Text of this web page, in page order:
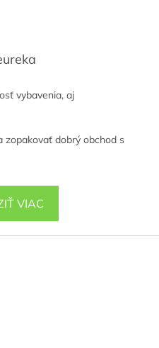
vybavenia, aj
zopakovať dobrý obchod s
VIAC